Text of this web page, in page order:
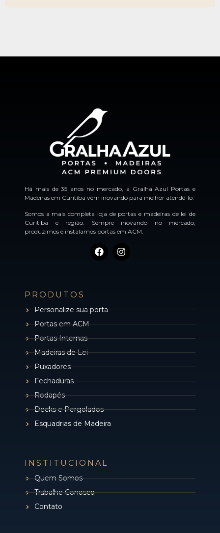
Há mais de 35 anos no mercado, a Gralha Azul Portas e
Madeiras em Curitiba vêm inovando para melhor atendê-lo.
Somos a mais completa loja de portas e madeiras de lei de
Curitiba e região. Sempre inovando no mercado,
produzimos e instalamos portas em ACM.
PRODUTOS
Personalize sua porta
Portas em ACM
Portas Internas
Madeiras de Lei
Puxadores
Fechaduras
Rodapés
Decks e Pergolados
Esquadrias de Madeira
INSTITUCIONAL
Quem Somos
Trabalhe Conosco
Contato